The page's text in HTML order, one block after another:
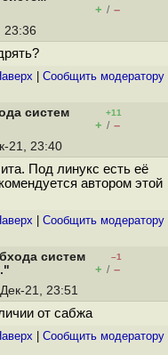
+ / –
23:36
Cообщить модератору
систем
+11
+ / –
21, 23:40
Под линукс есть её
автором этой
Cообщить модератору
систем
–1
+ / –
21, 23:51
от сабжа
Cообщить модератору